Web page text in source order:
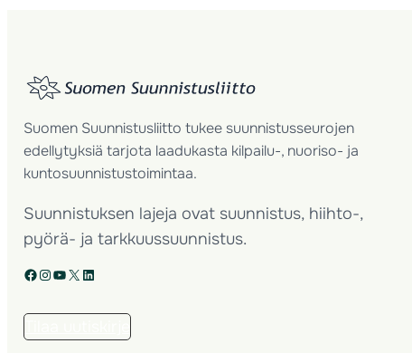
Suomen Suunnistusliitto tukee suunnistusseurojen
edellytyksiä tarjota laadukasta kilpailu-, nuoriso- ja
kuntosuunnistustoimintaa.
Suunnistuksen lajeja ovat suunnistus, hiihto-,
pyörä- ja tarkkuussuunnistus.
Facebook Instagram YouTube X LinkedIn